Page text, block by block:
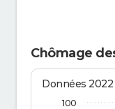
Chômage
Données
100